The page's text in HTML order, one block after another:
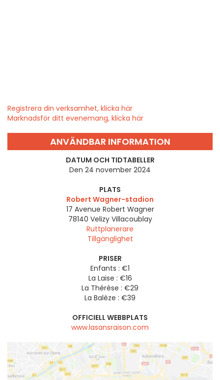
Registrera din verksamhet, klicka här
Marknadsför ditt evenemang, klicka här
ANVÄNDBAR INFORMATION
DATUM OCH TIDTABELLER
Den 24 november 2024
PLATS
Robert Wagner-stadion
17 Avenue Robert Wagner
78140 Velizy Villacoublay
Ruttplanerare
Tillgänglighet
PRISER
Enfants : €1
La Laise : €16
La Thérèse : €29
La Balèze : €39
OFFICIELL WEBBPLATS
www.lasansraison.com